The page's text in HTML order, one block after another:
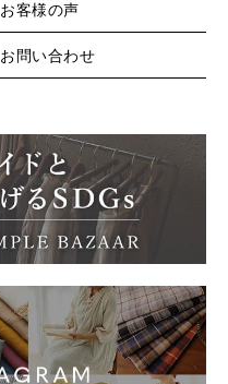
お客様の声
お問い合わせ